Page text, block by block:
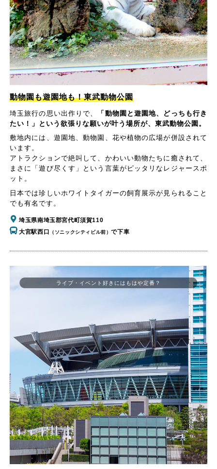
動物園も遊園地も！東武動物公園
埼玉旅行の思い出作りで、
「動物園と遊園地、どっちも行き
たい！」という欲張りな願いが叶う場所が、東武動物公園。
敷地内には、遊園地、動物園、花や植物の広場が併設されて
います。
アトラクションで絶叫して、かわいい動物たちに癒されて、
まさに「遊び尽くす」という言葉がピッタリなレジャースポ
ット。
日本では珍しいホワイトタイガーの飼育展示が見られること
でも有名です。
埼玉県南埼玉郡宮代町須賀110
大宮駅西口
（ソニックシティビル前）で下車
ライブ・イベント好きにはもはや定番？